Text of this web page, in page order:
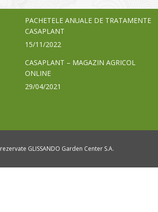
PACHETELE ANUALE DE TRATAMENTE
CASAPLANT
15/11/2022
CASAPLANT – MAGAZIN AGRICOL
ONLINE
29/04/2021
GLISSANDO Garden Center S.A.